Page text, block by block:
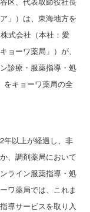
」）は、東海地方を
式会社（本社：愛
ョーワ薬局」）が、
診療・服薬指導・処
をキョーワ薬局の全
年以上が経過し、非
、調剤薬局において
ライン服薬指導・処
ワ薬局では、これま
導サービスを取り入